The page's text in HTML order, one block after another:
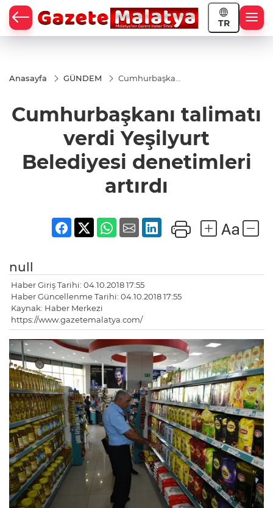
TR
Anasayfa GÜNDEM
Cumhurbaşkanı
Belediyesi
denetimleri
artırdı
Cumhurbaşkanı talimatı
verdi Yeşilyurt
Belediyesi denetimleri
artırdı
null
Haber Giriş Tarihi: 04.10.2018 17:55
Haber Güncellenme Tarihi: 04.10.2018 17:55
Kaynak: Haber Merkezi
https://www.gazetemalatya.com/